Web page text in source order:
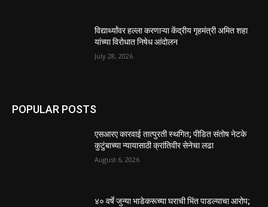
विद्यार्थ्यांवर हल्ला करणाऱ्या केंद्रीय गृहमंत्री अमित शहा
यांच्या विरोधात निषेध आंदोलन
July 28, 2026
POPULAR POSTS
एसआरए कारवाई तात्पुरती स्थगित; पीडित संतोष नेटके
कुटुंबाच्या न्यायासाठी क्रांतिवीर सेनेचा लढा
August 6, 2026
४० वर्षे जुन्या भाडेकरूच्या घराची भिंत पाडल्याचा आरोप;